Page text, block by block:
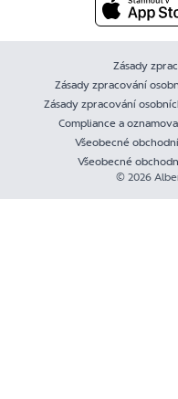
Zásady
Zásady zpracování
Zásady zpracování
Compliance a
Všeobecné
Všeobecné
© 2026